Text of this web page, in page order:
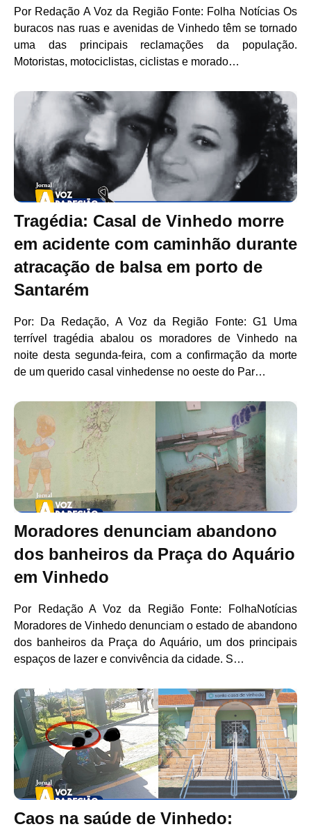
Por Redação A Voz da Região Fonte: Folha Notícias Os
buracos nas ruas e avenidas de Vinhedo têm se tornado
uma das principais reclamações da população.
Motoristas, motociclistas, ciclistas e morado…
Tragédia: Casal de Vinhedo morre
em acidente com caminhão durante
atracação de balsa em porto de
Santarém
Por: Da Redação, A Voz da Região Fonte: G1 Uma
terrível tragédia abalou os moradores de Vinhedo na
noite desta segunda-feira, com a confirmação da morte
de um querido casal vinhedense no oeste do Par…
Moradores denunciam abandono
dos banheiros da Praça do Aquário
em Vinhedo
Por Redação A Voz da Região Fonte: FolhaNotícias
Moradores de Vinhedo denunciam o estado de abandono
dos banheiros da Praça do Aquário, um dos principais
espaços de lazer e convivência da cidade. S…
Caos na saúde de Vinhedo: